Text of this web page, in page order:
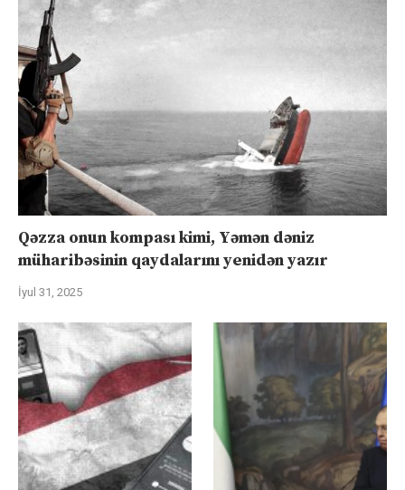
Qəzza onun kompası kimi, Yəmən dəniz
müharibəsinin qaydalarını yenidən yazır
İyul 31, 2025